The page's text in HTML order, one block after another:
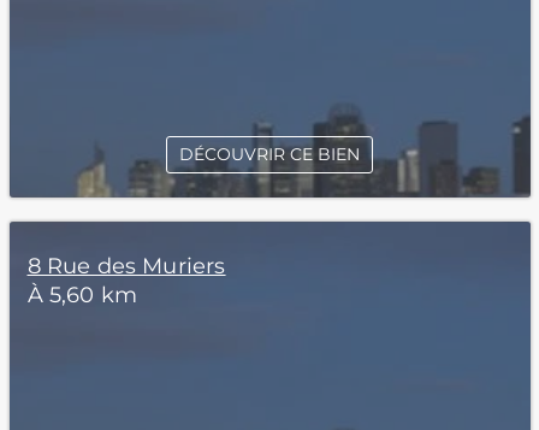
DÉCOUVRIR CE BIEN
8 Rue des Muriers
À 5,60 km